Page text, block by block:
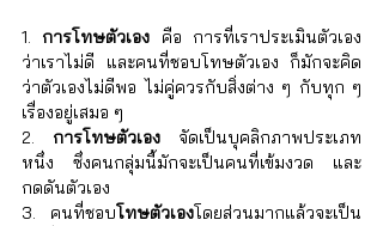
1. การโทษตัวเอง คือ การที่เราประเมินตัวเอง
ว่าเราไม่ดี และคนที่ชอบโทษตัวเอง ก็มักจะคิด
ว่าตัวเองไม่ดีพอ ไม่คู่ควรกับสิ่งต่าง ๆ กับทุก ๆ
เรื่องอยู่เสมอ ๆ
2. การโทษตัวเอง จัดเป็นบุคลิกภาพประเภท
หนึ่ง ซึ่งคนกลุ่มนี้มักจะเป็นคนที่เข้มงวด และ
กดดันตัวเอง
3. คนที่ชอบโทษตัวเองโดยส่วนมากแล้วจะเป็น